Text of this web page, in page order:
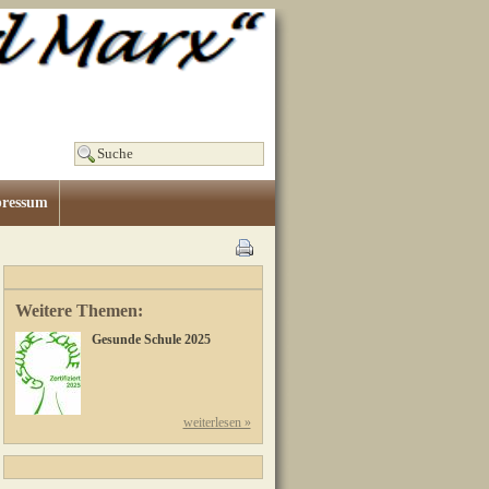
Weitere Themen:
Gesunde Schule 2025
weiterlesen »